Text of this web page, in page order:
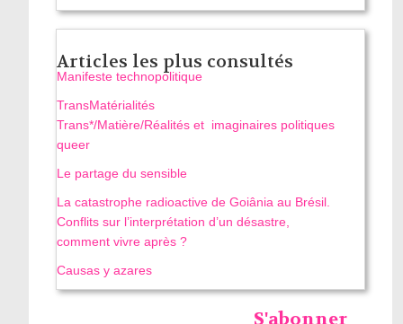
Articles les plus consultés
Manifeste technopolitique
TransMatérialités
Trans*/Matière/Réalités et imaginaires politiques
queer
Le partage du sensible
La catastrophe radioactive de Goiânia au Brésil.
Conflits sur l’interprétation d’un désastre,
comment vivre après ?
Causas y azares
S'abonner